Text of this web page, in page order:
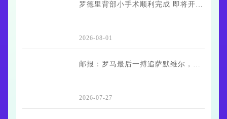
罗德里背部小手术顺利完成 即将开启短暂康复期
2026-08-01
邮报：罗马最后一搏追萨默维尔，要撬走利雅得新月的意中人？
2026-07-27